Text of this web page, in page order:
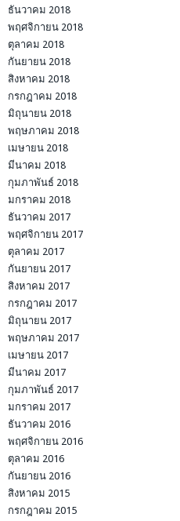
ธันวาคม 2018
พฤศจิกายน 2018
ตุลาคม 2018
กันยายน 2018
สิงหาคม 2018
กรกฎาคม 2018
มิถุนายน 2018
พฤษภาคม 2018
เมษายน 2018
มีนาคม 2018
กุมภาพันธ์ 2018
มกราคม 2018
ธันวาคม 2017
พฤศจิกายน 2017
ตุลาคม 2017
กันยายน 2017
สิงหาคม 2017
กรกฎาคม 2017
มิถุนายน 2017
พฤษภาคม 2017
เมษายน 2017
มีนาคม 2017
กุมภาพันธ์ 2017
มกราคม 2017
ธันวาคม 2016
พฤศจิกายน 2016
ตุลาคม 2016
กันยายน 2016
สิงหาคม 2015
กรกฎาคม 2015